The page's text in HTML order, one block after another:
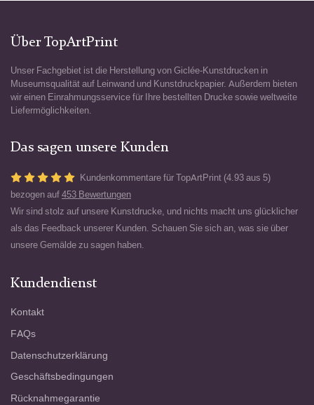
Über TopArtPrint
Unser Fachgebiet ist die Herstellung von Giclée-Kunstdrucken in
Museumsqualität auf Leinwand und Kunstdruckpapier. Außerdem bieten
wir einen Einrahmungsservice für Ihre bestellten Drucke sowie weltweite
Liefermöglichkeiten.
Das sagen unsere Kunden
Kundenkommentare für TopArtPrint (4.93 aus 5)
bezogen auf 453 Bewertungen
Wir sind stolz auf unsere Kunstdrucke, und nichts macht uns glücklicher
als das Feedback unserer Kunden. Schauen Sie sich an, was sie über
unsere Gemälde zu sagen haben.
Kundendienst
Kontakt
FAQs
Datenschutzerklärung
Geschäftsbedingungen
Rücknahmegarantie